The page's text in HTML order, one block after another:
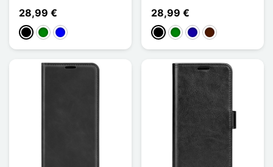
28,99 €
Schwarz
GrünBlau
28,99 €
Schwarz
GrünDunkelblau
Dunkelbraun